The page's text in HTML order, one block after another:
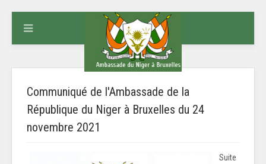
Communiqué de l'Ambassade de la
République du Niger à Bruxelles du 24
novembre 2021
Suite